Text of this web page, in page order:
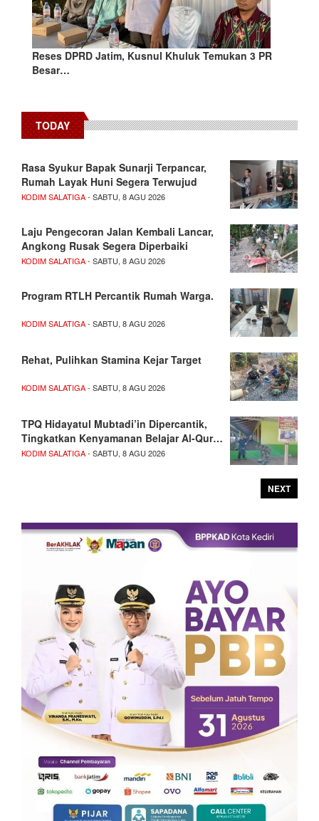
Reses DPRD Jatim, Kusnul Khuluk Temukan 3 PR
Besar…
TODAY
Rasa Syukur Bapak Sunarji Terpancar,
Rumah Layak Huni Segera Terwujud
KODIM SALATIGA- SABTU, 8 AGU 2026
Laju Pengecoran Jalan Kembali Lancar,
Angkong Rusak Segera Diperbaiki
KODIM SALATIGA- SABTU, 8 AGU 2026
Program RTLH Percantik Rumah Warga.
KODIM SALATIGA- SABTU, 8 AGU 2026
Rehat, Pulihkan Stamina Kejar Target
KODIM SALATIGA- SABTU, 8 AGU 2026
TPQ Hidayatul Mubtadi’in Dipercantik,
Tingkatkan Kenyamanan Belajar Al-Qur…
KODIM SALATIGA- SABTU, 8 AGU 2026
NEXT